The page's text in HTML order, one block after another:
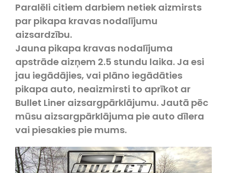
Paralēli citiem darbiem netiek aizmirsts
par pikapa kravas nodalījumu
aizsardzību.
Jauna pikapa kravas nodalījuma
apstrāde aizņem 2.5 stundu laika. Ja esi
jau iegādājies, vai plāno iegādāties
pikapa auto, neaizmirsti to aprīkot ar
Bullet Liner aizsargpārklājumu. Jautā pēc
mūsu aizsargpārklājuma pie auto dīlera
vai piesakies pie mums.